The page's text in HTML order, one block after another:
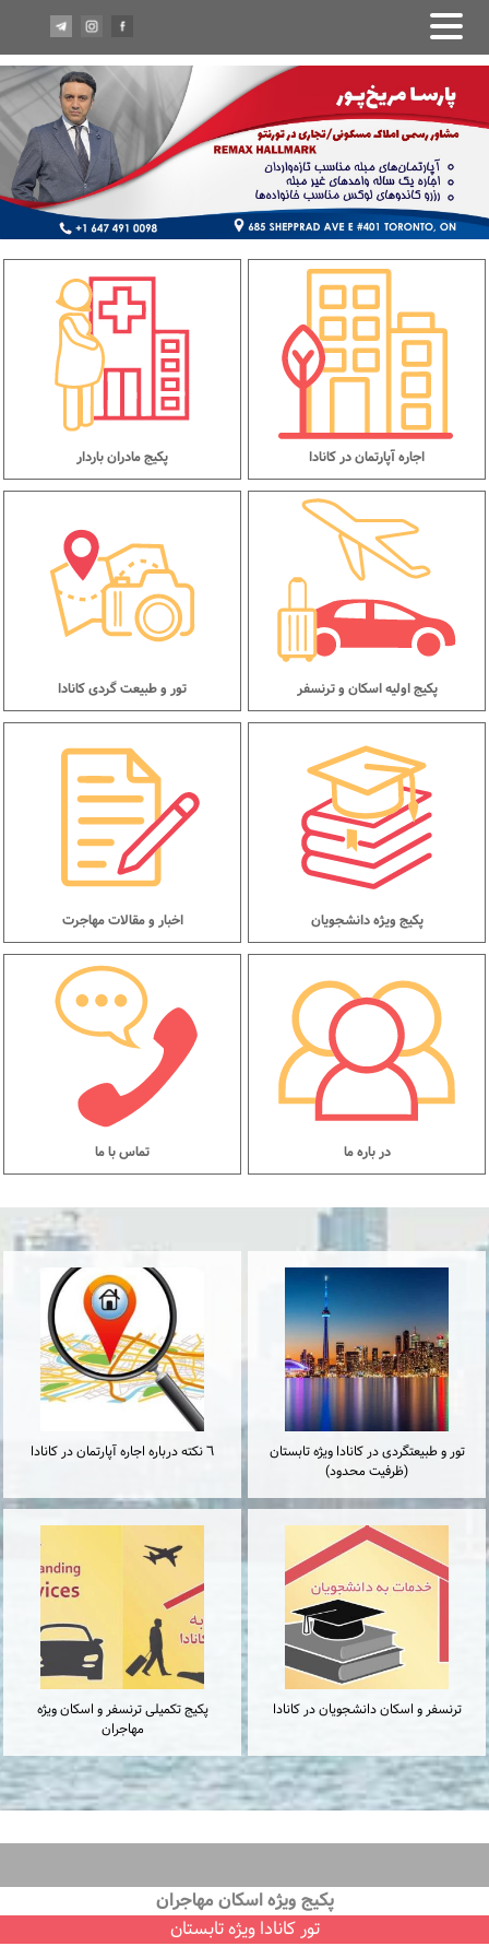
اجاره آپارتمان در کانادا پکیج مادران باردار
پکیج اولیه اسکان و ترنسفر تور و طبیعت گردی کانادا
پکیج ویژه دانشجویان اخبار و مقالات مهاجرت
در باره ما تماس با ما
تور و طبیعتگردی در کانادا ویژه تابستان
(ظرفیت محدود)
٦ نكته درباره اجاره آپارتمان در كانادا
ترنسفر و اسكان دانشجويان در كانادا
پكيج تكميلى ترنسفر و اسكان ويژه
مهاجران
پكيج ويژه اسكان مهاجران
تور كانادا ویژه تابستان